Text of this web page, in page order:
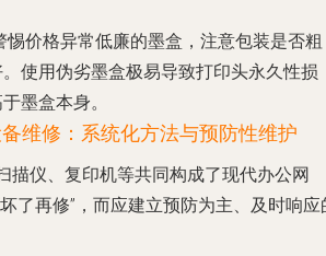
惕价格异常低廉的墨盒，注意包装是否粗
使用伪劣墨盒极易导致打印头永久性损
墨盒本身。
维修：系统化方法与预防性维护
描仪、复印机等共同构成了现代办公网
了再修”，而应建立预防为主、及时响应